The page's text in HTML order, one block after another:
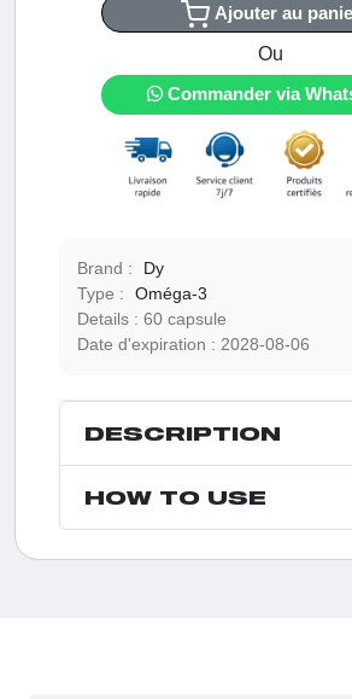
Ajouter au
Ou
Commander via
Brand :
Dy
Type :
Oméga-3
Details :
60 capsule
Date d'expiration : 2028-08-06
DESCRIPTION
HOW TO USE